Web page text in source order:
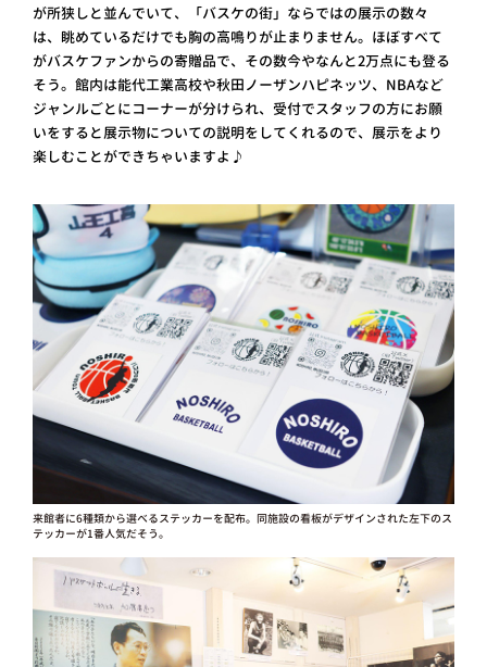
が所狭しと並んでいて、「バスケの街」ならではの展示の数々
は、眺めているだけでも胸の高鳴りが止まりません。ほぼすべて
がバスケファンからの寄贈品で、その数今やなんと2万点にも登る
そう。館内は能代工業高校や秋田ノーザンハピネッツ、NBAなど
ジャンルごとにコーナーが分けられ、受付でスタッフの方にお願
いをすると展示物についての説明をしてくれるので、展示をより
楽しむことができちゃいますよ♪
来館者に6種類から選べるステッカーを配布。同施設の看板がデザインされた左下のス
テッカーが1番人気だそう。